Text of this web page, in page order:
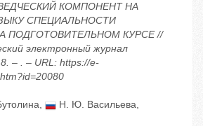
КОМПОНЕНТ НА
СПЕЦИАЛЬНОСТИ
ПОДГОТОВИТЕЛЬНОМ КУРСЕ //
электронный журнал
– . – URL: https://e-
, Н. Ю. Васильева,